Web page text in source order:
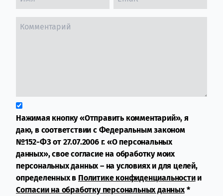
Нажимая кнопку «Отправить комментарий», я
даю, в соответствии с Федеральным законом
№152-ФЗ от 27.07.2006 г. «О персональных
данных», свое согласие на обработку моих
персональных данных – на условиях и для целей,
определенных в Политике конфиденциальностии
Согласии на обработку персональных данных*